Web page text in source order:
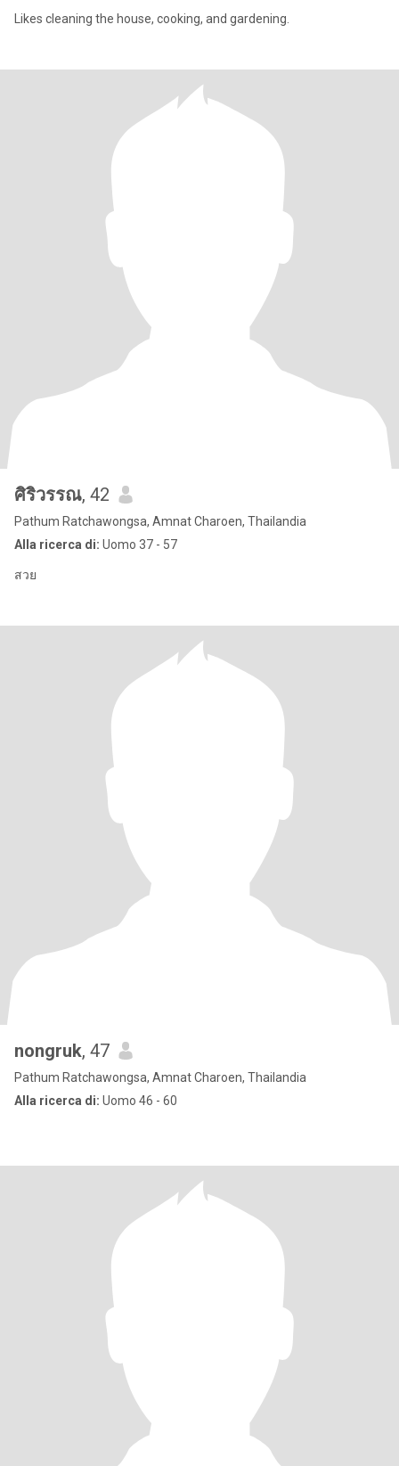
Likes cleaning the house, cooking, and gardening.
ศิริวรรณ, 42
Pathum Ratchawongsa, Amnat Charoen, Thailandia
Alla ricerca di: Uomo 37 - 57
สวย
nongruk, 47
Pathum Ratchawongsa, Amnat Charoen, Thailandia
Alla ricerca di: Uomo 46 - 60